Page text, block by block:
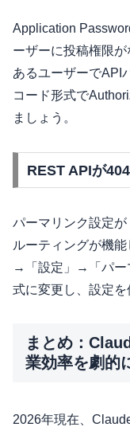
Application
ーザーに投稿権限
あるユーザーでAPI
コード形式で
ましょう。
REST APIが
パーマリンク設定
ルーティングが機
→「設定」→「パー
式に変更し、設定を
まとめ：
業効率を劇的
2026年現在、